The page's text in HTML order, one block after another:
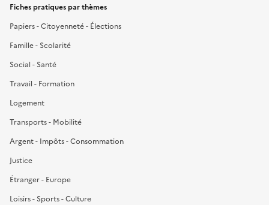
Fiches pratiques par thèmes
Papiers - Citoyenneté - Élections
Famille - Scolarité
Social - Santé
Travail - Formation
Logement
Transports - Mobilité
Argent - Impôts - Consommation
Justice
Étranger - Europe
Loisirs - Sports - Culture